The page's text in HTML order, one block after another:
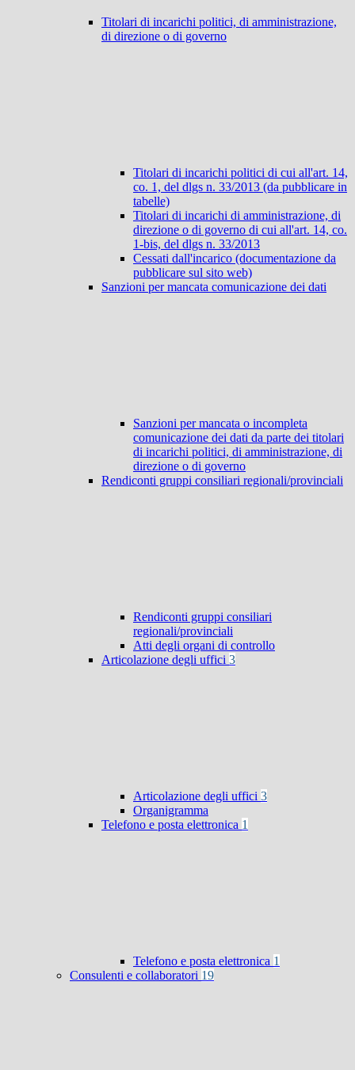
Titolari di incarichi politici, di amministrazione,
di direzione o di governo
Titolari di incarichi politici di cui all'art. 14,
co. 1, del dlgs n. 33/2013 (da pubblicare in
tabelle)
Titolari di incarichi di amministrazione, di
direzione o di governo di cui all'art. 14, co.
1-bis, del dlgs n. 33/2013
Cessati dall'incarico (documentazione da
pubblicare sul sito web)
Sanzioni per mancata comunicazione dei dati
Sanzioni per mancata o incompleta
comunicazione dei dati da parte dei titolari
di incarichi politici, di amministrazione, di
direzione o di governo
Rendiconti gruppi consiliari regionali/provinciali
Rendiconti gruppi consiliari
regionali/provinciali
Atti degli organi di controllo
Articolazione degli uffici 3
Articolazione degli uffici 3
Organigramma
Telefono e posta elettronica 1
Telefono e posta elettronica 1
Consulenti e collaboratori 19